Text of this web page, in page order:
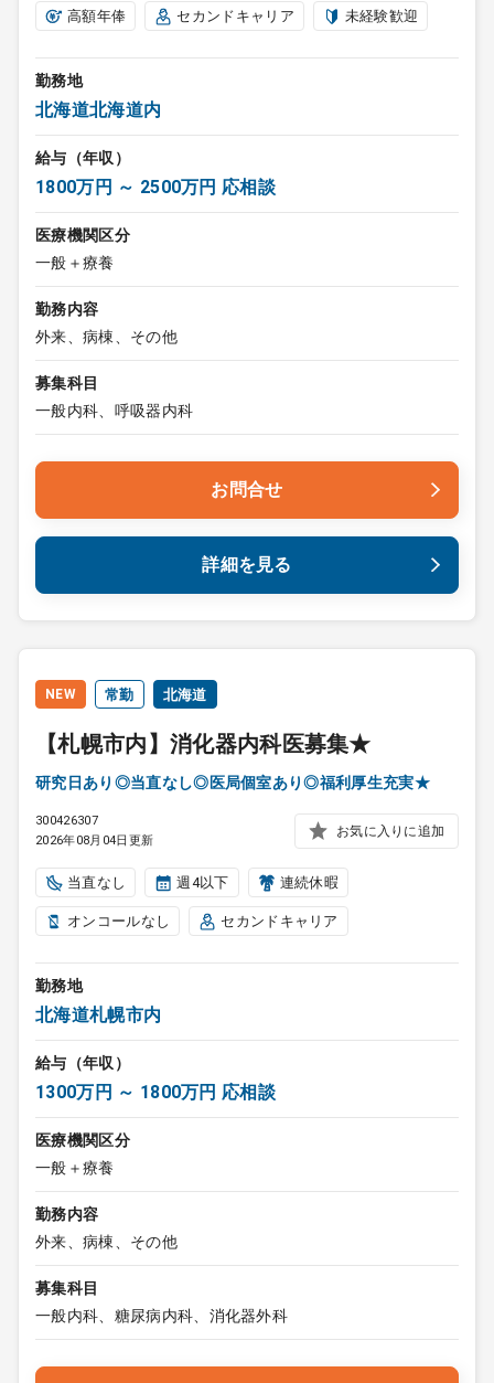
高額年俸 セカンドキャリア 未経験歓迎
勤務地
北海道北海道内
給与（年収）
1800万円 ～ 2500万円 応相談
医療機関区分
一般＋療養
勤務内容
外来、病棟、その他
募集科目
一般内科、呼吸器内科
お問合せ
詳細を見る
NEW 常勤 北海道
【札幌市内】消化器内科医募集★
研究日あり◎当直なし◎医局個室あり◎福利厚生充実★
300426307
2026年08月04日更新
お気に入りに追加
当直なし 週4以下 連続休暇
オンコールなし セカンドキャリア
勤務地
北海道札幌市内
給与（年収）
1300万円 ～ 1800万円 応相談
医療機関区分
一般＋療養
勤務内容
外来、病棟、その他
募集科目
一般内科、糖尿病内科、消化器外科